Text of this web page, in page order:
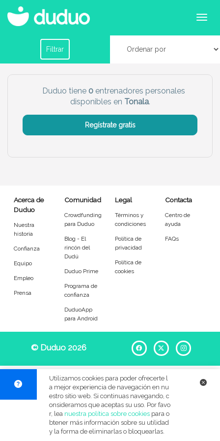
Entrenadores personales en Tonala
Filtrar
Filtrar por horario
Más servicio del dudú
Limpieza Manitas
Entrenador Asistente
Tipo de atención
Yoga
Tenis
Pilates
Idiomas del dudú
Cerrar Filtrar
Duduo tiene 0 entrenadores personales
disponibles en Tonala.
Regístrate gratis
Acerca de
Duduo
Nuestra
historia
Confianza
Equipo
Empleo
Prensa
Comunidad
Crowdfunding
para Duduo
Blog - El
rincón del
Dudú
Duduo Prime
Programa de
confianza
DuduoApp
para Android
Legal
Términos y
condiciones
Política de
privacidad
Política de
cookies
Contacta
Centro de
ayuda
FAQs
© Duduo 2026 Facebook
X
Utilizamos cookies para poder ofrecerte l
a mejor experiencia de navegación en nu
estro sitio web. Si continuas navegando, c
onsideramos que aceptas su uso. Por favo
r, lea nuestra política sobre cookiespara o
btener más información sobre su utilidad
y la forma de eliminarlas o bloquearlas.